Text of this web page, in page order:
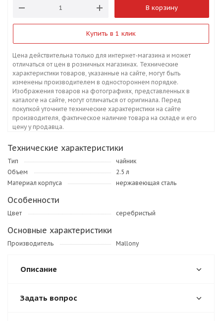
В корзину
Купить в 1 клик
Цена действительна только для интернет-магазина и может
отличаться от цен в розничных магазинах. Технические
характеристики товаров, указанные на сайте, могут быть
изменены производителем в одностороннем порядке.
Изображения товаров на фотографиях, представленных в
каталоге на сайте, могут отличаться от оригинала. Перед
покупкой уточните технические характеристики на сайте
производителя, фактическое наличие товара на складе и его
цену у продавца.
Технические характеристики
Тип
чайник
Объем
2.5 л
Материал корпуса
нержавеющая сталь
Особенности
Цвет серебристый
Основные характеристики
Производитель Mallony
Описание
Задать вопрос